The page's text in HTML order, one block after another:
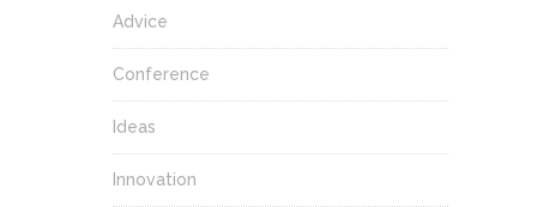
Advice
Conference
Ideas
Innovation